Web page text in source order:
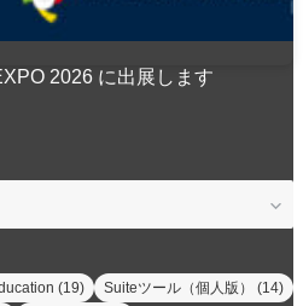
2026 に出展します
(19) Suiteツール（個人版）
(14)